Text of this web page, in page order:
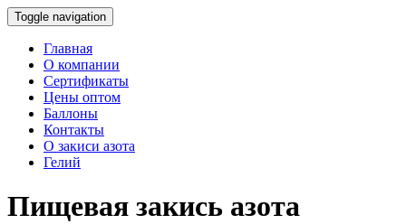
Toggle navigation
Главная
О компании
Сертификаты
Цены оптом
Баллоны
Контакты
О закиси азота
Гелий
Пищевая закись азота